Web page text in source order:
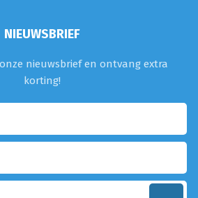
NIEUWSBRIEF
nieuwsbrief en ontvang extra
korting!